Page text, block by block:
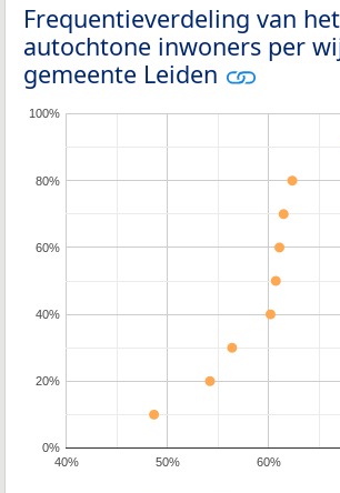
Frequentieverdeling van
autochtone inwoners per
gemeente Leiden
40% 50% 60%
0%
20%
40%
60%
80%
100%